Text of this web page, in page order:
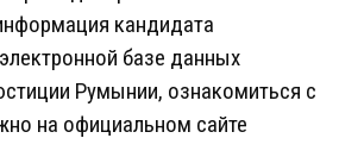
кандидата
базе данных
Румынии, ознакомиться с
на официальном сайте